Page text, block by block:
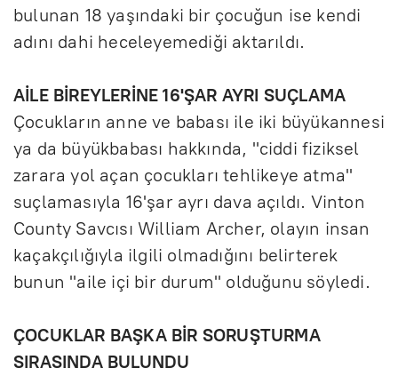
bulunan 18 yaşındaki bir çocuğun ise kendi
adını dahi heceleyemediği aktarıldı.
AİLE BİREYLERİNE 16'ŞAR AYRI SUÇLAMA
Çocukların anne ve babası ile iki büyükannesi
ya da büyükbabası hakkında, "ciddi fiziksel
zarara yol açan çocukları tehlikeye atma"
suçlamasıyla 16'şar ayrı dava açıldı. Vinton
County Savcısı William Archer, olayın insan
kaçakçılığıyla ilgili olmadığını belirterek
bunun "aile içi bir durum" olduğunu söyledi.
ÇOCUKLAR BAŞKA BİR SORUŞTURMA
SIRASINDA BULUNDU